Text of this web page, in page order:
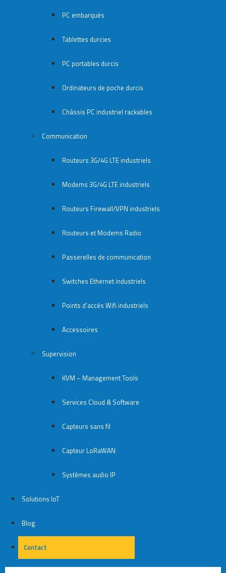
PC embarqués
Tablettes durcies
PC portables durcis
Ordinateurs de poche durcis
Châssis PC industriel rackables​
Communication
Routeurs 3G/4G LTE industriels
Modems 3G/4G LTE industriels
Routeurs Firewall/VPN industriels
Routeurs et Modems Radio
Passerelles de communication
Switches Ethernet industriels
Points d’accès Wifi industriels
Accessoires
Supervision
KVM – Management Tools
Services Cloud & Software
Capteurs sans fil
Capteur LoRaWAN
Systèmes audio IP
Solutions IoT
Blog
Contact
Contact